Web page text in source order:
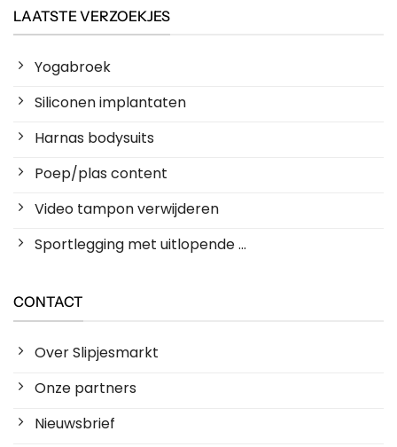
LAATSTE VERZOEKJES
Yogabroek
Siliconen implantaten
Harnas bodysuits
Poep/plas content
Video tampon verwijderen
Sportlegging met uitlopende ...
CONTACT
Over Slipjesmarkt
Onze partners
Nieuwsbrief